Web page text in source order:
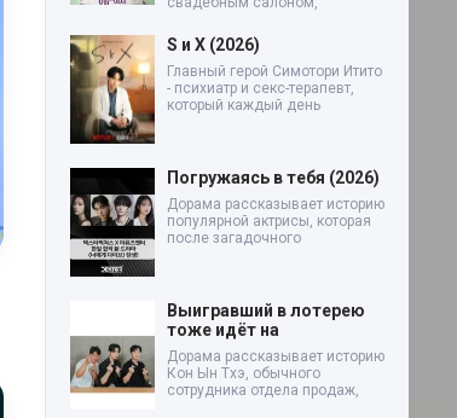
S и X (2026)
Главный герой Симотори Итито
- психиатр и секс-терапевт,
который каждый день
Погружаясь в тебя (2026)
Дорама рассказывает историю
популярной актрисы, которая
после загадочного
Выигравший в лотерею
тоже идёт на
Дорама рассказывает историю
Кон Ын Тхэ, обычного
сотрудника отдела продаж,